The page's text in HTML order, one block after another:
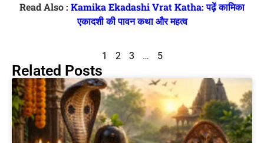
Read Also : Kamika Ekadashi Vrat Katha: पढ़ें कामिका
एकादशी की पावन कथा और महत्व
1 2 3 … 5
Related Posts